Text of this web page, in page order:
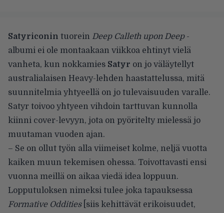
Satyriconin tuorein Deep Calleth upon Deep-
albumi ei ole montaakaan viikkoa ehtinyt vielä
vanheta, kun nokkamies Satyr on jo väläytellyt
australialaisen Heavy-lehden haastattelussa, mitä
suunnitelmia yhtyeellä on jo tulevaisuuden varalle.
Satyr toivoo yhtyeen vihdoin tarttuvan kunnolla
kiinni cover-levyyn, jota on pyöritelty mielessä jo
muutaman vuoden ajan.
– Se on ollut työn alla viimeiset kolme, neljä vuotta
kaiken muun tekemisen ohessa. Toivottavasti ensi
vuonna meillä on aikaa viedä idea loppuun.
Lopputuloksen nimeksi tulee joka tapauksessa
Formative Oddities[siis kehittävät erikoisuudet,